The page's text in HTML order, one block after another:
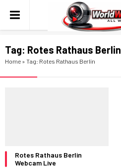
Tag: Rotes Rathaus Berlin
Home » Tag: Rotes Rathaus Berlin
Rotes Rathaus Berlin
Webcam Live